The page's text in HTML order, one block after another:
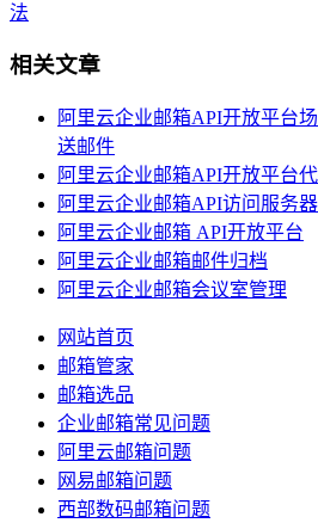
法
相关文章
阿里云企业邮箱API开放平台
送邮件
阿里云企业邮箱API开放平台
阿里云企业邮箱API访问服务
阿里云企业邮箱 API开放平台
阿里云企业邮箱邮件归档
阿里云企业邮箱会议室管理
网站首页
邮箱管家
邮箱选品
企业邮箱常见问题
阿里云邮箱问题
网易邮箱问题
西部数码邮箱问题